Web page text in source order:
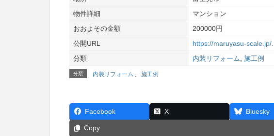
物件詳細
マンション
おおよその金額
200000円
公開URL
https://maruyasu-scale.jp/...
分類
内装リフォーム 施工例
分類 内装リフォーム 施工例
Facebook X Bluesky
Copy